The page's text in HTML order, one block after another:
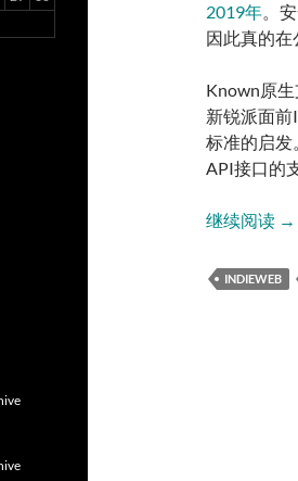
2019年。
因此真的
Known原
新锐派面
标准的启
API接口的
继续阅读续
→
INDIEWEB